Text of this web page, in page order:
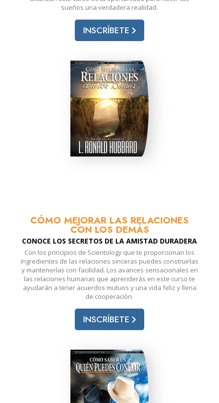
sueños una verdadera realidad.
INSCRÍBETE
CÓMO MEJORAR LAS RELACIONES
CON LOS DEMÁS
CONOCE LOS SECRETOS DE LA AMISTAD DURADERA
Con los principios de Scientology que te proporcionan los
ingredientes de las relaciones sinceras puedes construirlas
y mantenerlas con facilidad. Los avances sensacionales en
las relaciones humanas que aprenderás en este curso te
ayudarán a tener acuerdos mutuos y una vida feliz y llena
de cooperación.
INSCRÍBETE